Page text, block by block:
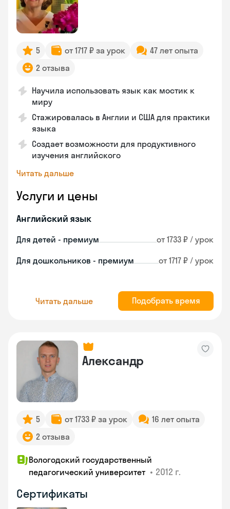
5 от 1717 ₽ за урок
47 лет опыта
2 отзыва
Научила использовать язык как мостик к
миру
Стажировалась в Англии и США для практики
языка
Создает возможности для продуктивного
изучения английского
Читать дальше
Услуги и цены
Английский язык
Для детей - премиум от 1733 ₽ / урок
Для дошкольников - премиум от 1717 ₽ / урок
Читать дальше Подобрать время
Александр
5 от 1733 ₽ за урок
16 лет опыта
2 отзыва
Вологодский государственный
педагогический университет • 2012 г.
Сертификаты